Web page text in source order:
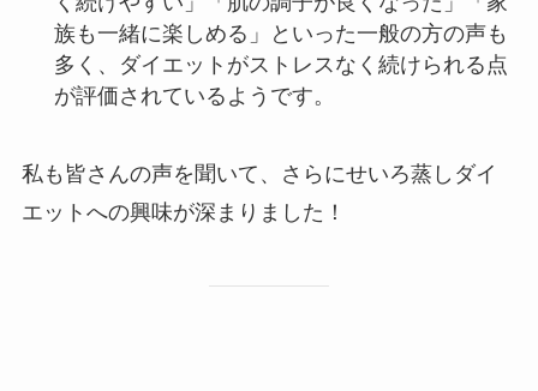
族も一緒に楽しめる」といった一般の方の声も
多く、ダイエットがストレスなく続けられる点
が評価されているようです。
私も皆さんの声を聞いて、さらにせいろ蒸しダイ
エットへの興味が深まりました！